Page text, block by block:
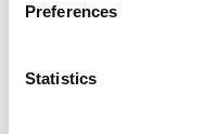
Preferences
Statistics